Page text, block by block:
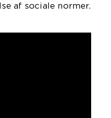
af sociale normer.